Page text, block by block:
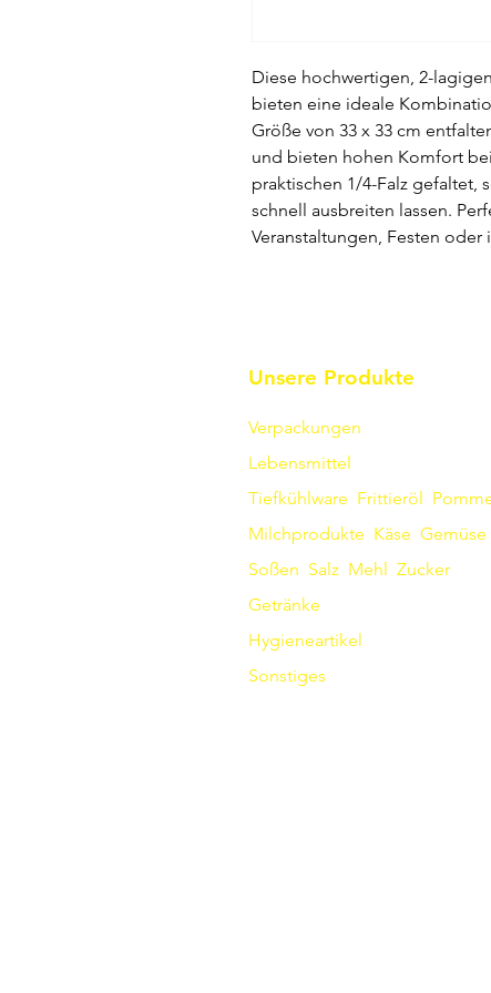
Diese hochwertigen, 2-
bieten eine ideale
Größe von 33 x 33 cm
und bieten hohen Komfort
praktischen 1/4-Falz gefaltet,
schnell ausbreiten lassen.
Veranstaltungen, Festen
Unsere Produkte
Verpackungen
Lebensmittel
Tiefkühlware Frittieröl
Milchprodukte Käse Gemüse
Soßen Salz Mehl Zucker
Getränke
Hygieneartikel
Sonstiges